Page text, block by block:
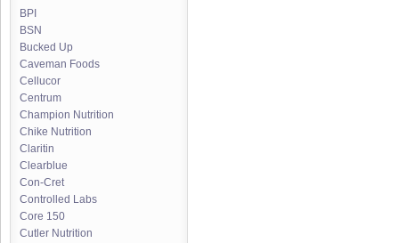
BPI
BSN
Bucked Up
Caveman Foods
Cellucor
Centrum
Champion Nutrition
Chike Nutrition
Claritin
Clearblue
Con-Cret
Controlled Labs
Core 150
Cutler Nutrition